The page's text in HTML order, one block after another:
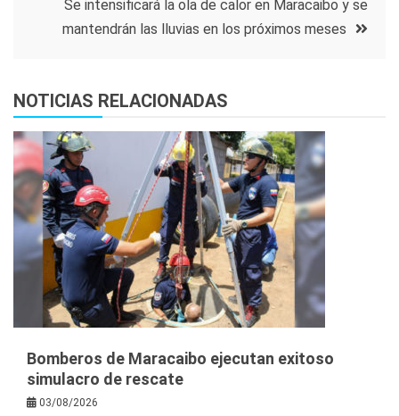
entradas
Se intensificará la ola de calor en Maracaibo y se
mantendrán las lluvias en los próximos meses
NOTICIAS RELACIONADAS
Bomberos de Maracaibo ejecutan exitoso
simulacro de rescate
03/08/2026